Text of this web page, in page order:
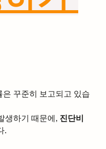
꾸준히 보고되고 있습
생하기 때문에, 진단비
.